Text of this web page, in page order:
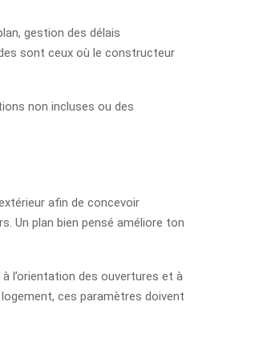
gestion des délais
sont ceux où le constructeur
non incluses ou des
afin de concevoir
Un plan bien pensé améliore ton
l’orientation des ouvertures et à
ces paramètres doivent